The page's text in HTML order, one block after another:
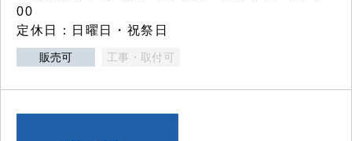
00
定休日：日曜日・祝祭日
販売可 工事・取付可